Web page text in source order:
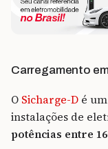
Carregamento
O Sicharge-D é
instalações de
potências entre